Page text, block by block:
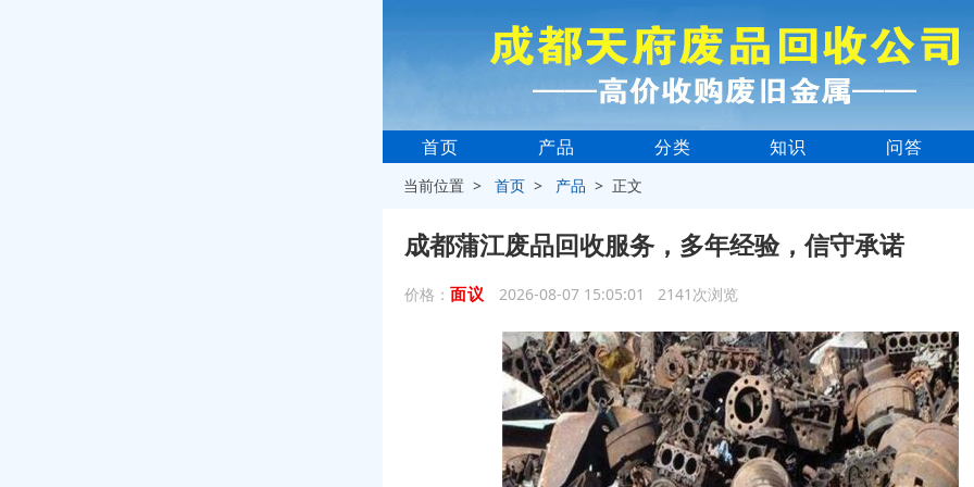
首页 产品 分类 知识 问答
当前位置 >首页 > 产品 > 正文
成都蒲江废品回收服务，多年经验，信守承诺
价格： 面议 2026-08-07 15:05:01 2141次浏览